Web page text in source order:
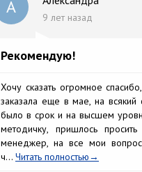
А 9 лет назад
Рекомендую!
Хочу сказать огромное
заказала еще в мае, на всякий
было в срок и на высшем
методичку, пришлось
менеджер, на все мои
ч... Читать полностью